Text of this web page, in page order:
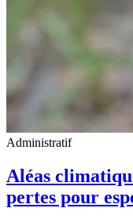
Administratif
Aléas
pertes pour